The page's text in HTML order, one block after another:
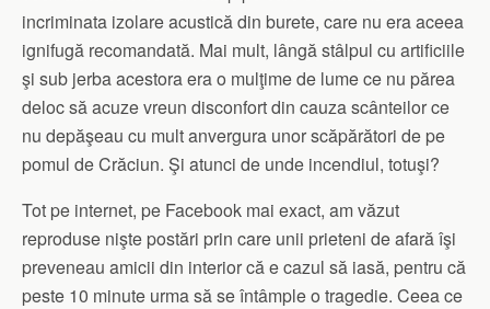
incriminata izolare acustică din burete, care nu era aceea
ignifugă recomandată. Mai mult, lângă stâlpul cu artificiile
şi sub jerba acestora era o mulţime de lume ce nu părea
deloc să acuze vreun disconfort din cauza scânteilor ce
nu depăşeau cu mult anvergura unor scăpărători de pe
pomul de Crăciun. Şi atunci de unde incendiul, totuşi?
Tot pe internet, pe Facebook mai exact, am văzut
reproduse nişte postări prin care unii prieteni de afară îşi
preveneau amicii din interior că e cazul să iasă, pentru că
peste 10 minute urma să se întâmple o tragedie. Ceea ce